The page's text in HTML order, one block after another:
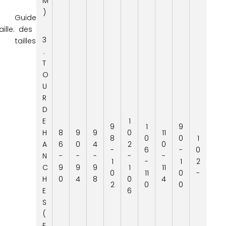
Guide
des
tailles
)
3
.
T
O
U
R
D
E
H
A
N
C
H
E
S
(
8
6
-
9
0
9
0
-
9
4
9
4
-
9
8
9
8
-
1
0
2
1
0
2
-
1
0
6
1
0
6
-
11
0
11
0
-
11
4
9
0
-
1
0
0
1
0
2
-